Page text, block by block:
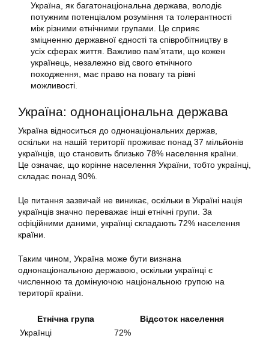
Україна, як багатонаціональна держава, володіє
потужним потенціалом розуміння та толерантності
між різними етнічними групами. Це сприяє
зміцненню державної єдності та співробітництву в
усіх сферах життя. Важливо пам’ятати, що кожен
українець, незалежно від свого етнічного
походження, має право на повагу та рівні
можливості.
Україна: однонаціональна держава
Україна відноситься до однонаціональних держав,
оскільки на нашій території проживає понад 37 мільйонів
українців, що становить близько 78% населення країни.
Це означає, що корінне населення України, тобто українці,
складає понад 90%.
Це питання зазвичай не виникає, оскільки в Україні нація
українців значно переважає інші етнічні групи. За
офіційними даними, українці складають 72% населення
країни.
Таким чином, Україна може бути визнана
однонаціональною державою, оскільки українці є
численною та домінуючою національною групою на
території країни.
Етнічна група
Відсоток населення
Українці
72%